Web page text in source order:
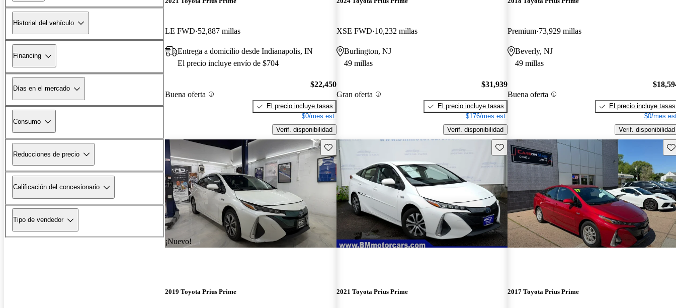
Historial del vehículo
Financing
Días en el mercado
Consumo
Reducciones de precio
Calificación del concesionario
Tipo de vendedor
LE FWD 52,887 millas
Entrega a domicilio desde Indianapolis, IN
El precio incluye envío de $704
Buena oferta
$22,450
El precio incluye tasas
$0/mes est.
Verif. disponibilidad
XSE FWD 10,232 millas
Burlington, NJ
49 millas
Gran oferta
$31,939
El precio incluye tasas
$176/mes est.
Verif. disponibilidad
Premium 73,929 millas
Beverly, NJ
49 millas
Buena oferta
El precio incluye tasas
$0/mes
Verif. disponibilidad
¡Nuevo!
Guarda este Aviso
2019 Toyota Prius Prime
Guarda este Aviso
2021 Toyota Prius Prime 2017 Toyota Prius Prime